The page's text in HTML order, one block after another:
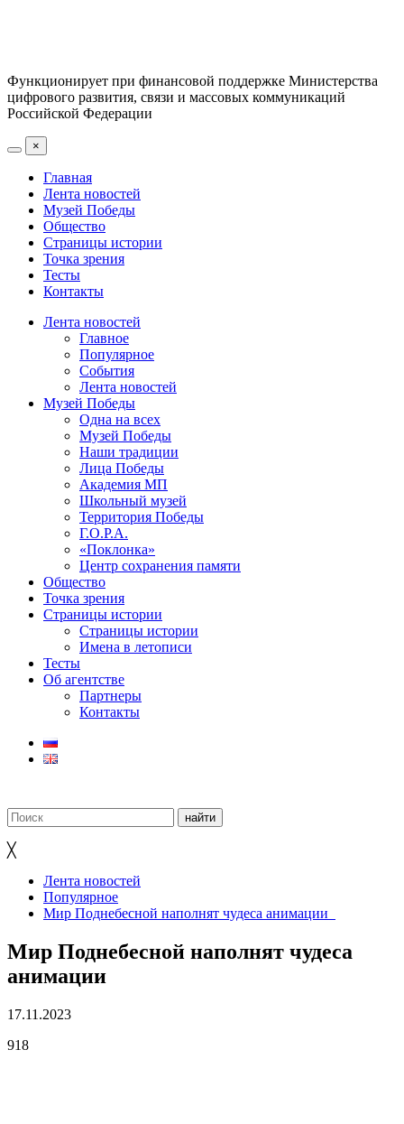
Функционирует при финансовой поддержке Министерства
цифрового развития, связи и массовых коммуникаций
Российской Федерации
×
Главная
Лента новостей
Музей Победы
Общество
Страницы истории
Точка зрения
Тесты
Контакты
Лента новостей
Главное
Популярное
События
Лента новостей
Музей Победы
Одна на всех
Музей Победы
Наши традиции
Лица Победы
Академия МП
Школьный музей
Территория Победы
Г.О.Р.А.
«Поклонка»
Центр сохранения памяти
Общество
Точка зрения
Страницы истории
Страницы истории
Имена в летописи
Тесты
Об агентстве
Партнеры
Контакты
╳
Лента новостей
Популярное
Мир Поднебесной наполнят чудеса анимации
Мир Поднебесной наполнят чудеса
анимации
17.11.2023
918